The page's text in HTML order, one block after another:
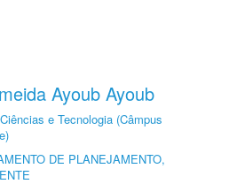
Ayoub Ayoub
e Tecnologia (Câmpus
DE PLANEJAMENTO,